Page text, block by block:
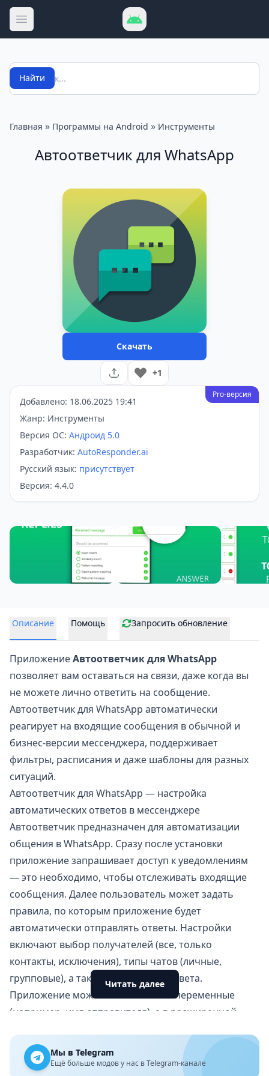
Открыть меню
Поиск
Найти
Главная » Программы на Android » Инструменты
Автоответчик для WhatsApp
Скачать
+1
Pro-версия
Добавлено: 18.06.2025 19:41
Жанр: Инструменты
Версия ОС: Андроид 5.0
Разработчик: AutoResponder.ai
Русский язык: присутствует
Версия: 4.4.0
Описание Помощь Запросить обновление
ПриложениеАвтоответчик для WhatsApp
позволяет вам оставаться на связи, даже когда вы
не можете лично ответить на сообщение.
Автоответчик для WhatsApp автоматически
реагирует на входящие сообщения в обычной и
бизнес-версии мессенджера, поддерживает
фильтры, расписания и даже шаблоны для разных
ситуаций.
Автоответчик для WhatsApp — настройка
автоматических ответов в мессенджере
Автоответчик предназначен для автоматизации
общения в WhatsApp. Сразу после установки
приложение запрашивает доступ к уведомлениям
— это необходимо, чтобы отслеживать входящие
сообщения. Далее пользователь может задать
правила, по которым приложение будет
автоматически отправлять ответы. Настройки
включают выбор получателей (все, только
контакты, исключения), типы чатов (личные,
групповые), а также содержимое ответа.
Приложение может использовать переменные
(например, имя отправителя), а в расширенной
заданному сценарию. Это делает Автоответчик
полезным как для личного использования, так и для
Читать далее
Мы в Telegram
Ещё больше модов у нас в Telegram-канале